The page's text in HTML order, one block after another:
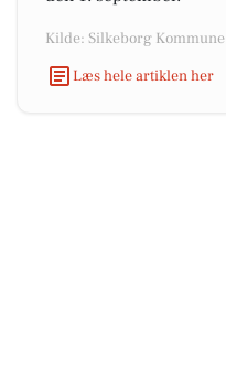
Kilde: Silkeborg Kommune
Læs hele artiklen her